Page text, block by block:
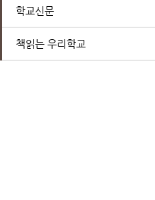
학교신문
책읽는 우리학교